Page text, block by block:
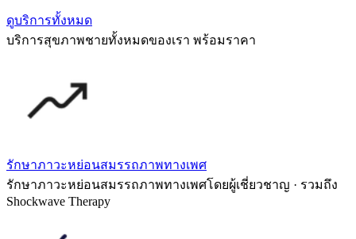
ดูบริการทั้งหมด
บริการสุขภาพชายทั้งหมดของเรา พร้อมราคา
รักษาภาวะหย่อนสมรรถภาพทางเพศ
รักษาภาวะหย่อนสมรรถภาพทางเพศโดยผู้เชี่ยวชาญ · รวมถึง
Shockwave Therapy